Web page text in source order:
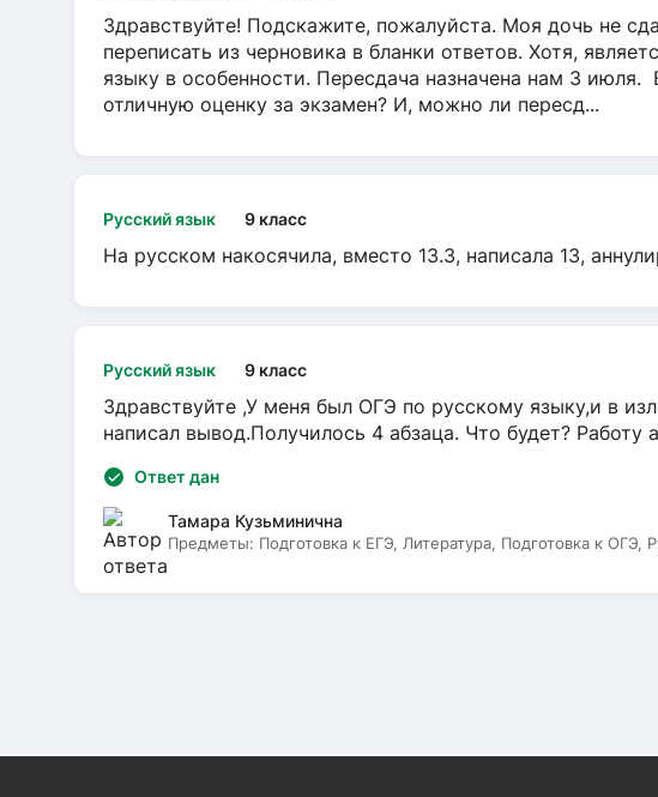
Здравствуйте! Подскажите, пожалуйста. Моя дочь не
переписать из черновика в бланки ответов. Хотя,
языку в особенности. Пересдача назначена нам 3 июля.
отличную оценку за экзамен? И, можно ли пересд...
Русский язык 9 класс
На русском накосячила, вместо 13.3, написала 13,
Русский язык 9 класс
Здравствуйте ,У меня был ОГЭ по русскому языку,и в
написал вывод.Получилось 4 абзаца. Что будет? Работу
Ответ дан
Тамара Кузьминична
Предметы: Подготовка к ЕГЭ, Литература, Подготовка к ОГЭ,